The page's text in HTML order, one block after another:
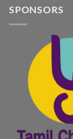
SPONSORS